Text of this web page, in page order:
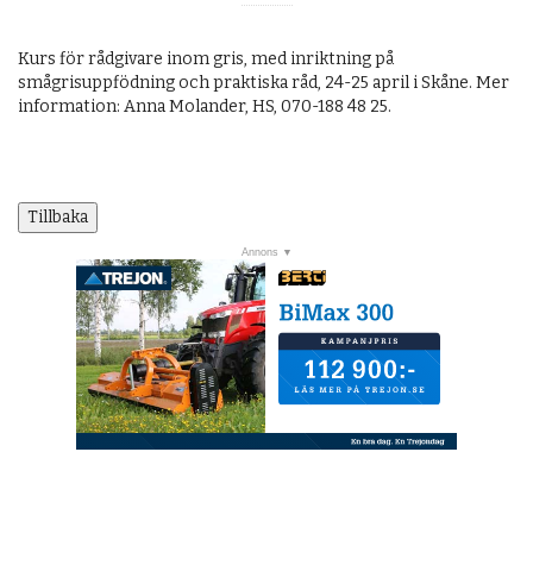
Kurs för rådgivare inom gris, med inriktning på
smågrisuppfödning och praktiska råd, 24-25 april i Skåne. Mer
information: Anna Molander, HS, 070-188 48 25.
Tillbaka